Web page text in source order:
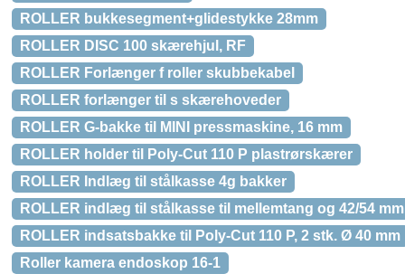
ROLLER bukkesegment+glidestykke 28mm
ROLLER DISC 100 skærehjul, RF
ROLLER Forlænger f roller skubbekabel
ROLLER forlænger til s skærehoveder
ROLLER G-bakke til MINI pressmaskine, 16 mm
ROLLER holder til Poly-Cut 110 P plastrørskærer
ROLLER Indlæg til stålkasse 4g bakker
ROLLER indlæg til stålkasse til mellemtang og 42/54
ROLLER indsatsbakke til Poly-Cut 110 P, 2 stk. Ø 40 mm
Roller kamera endoskop 16-1